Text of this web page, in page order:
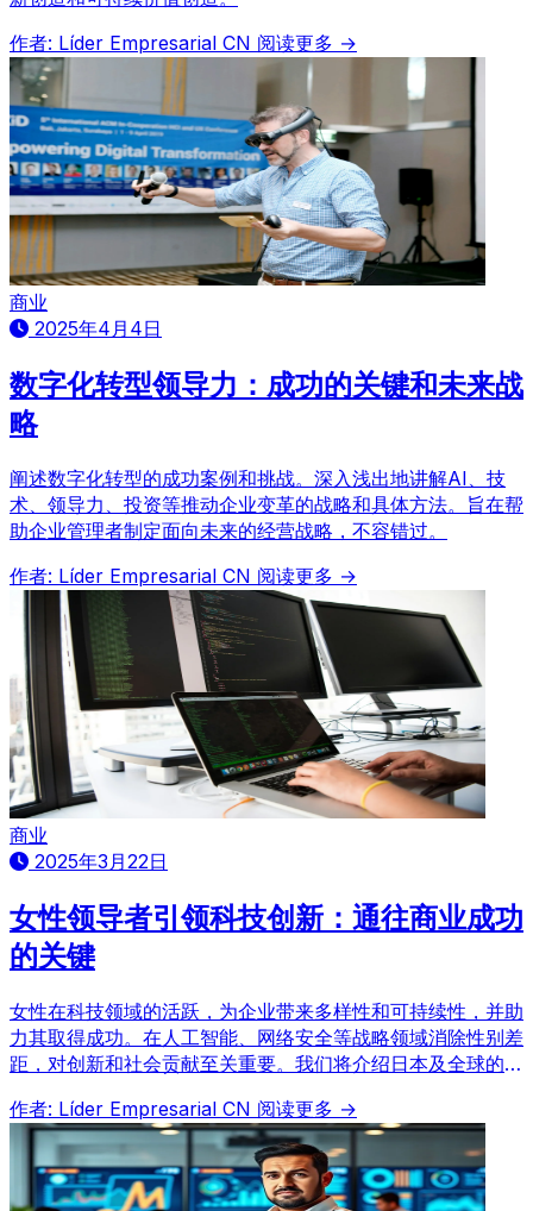
作者: Líder Empresarial CN 阅读更多 →
商业
2025年4月4日
数字化转型领导力：成功的关键和未来战
略
阐述数字化转型的成功案例和挑战。深入浅出地讲解AI、技
术、领导力、投资等推动企业变革的战略和具体方法。旨在帮
助企业管理者制定面向未来的经营战略，不容错过。
作者: Líder Empresarial CN 阅读更多 →
商业
2025年3月22日
女性领导者引领科技创新：通往商业成功
的关键
女性在科技领域的活跃，为企业带来多样性和可持续性，并助
力其取得成功。在人工智能、网络安全等战略领域消除性别差
距，对创新和社会贡献至关重要。我们将介绍日本及全球的成
作者: Líder Empresarial CN 阅读更多 →